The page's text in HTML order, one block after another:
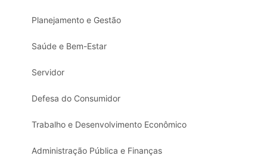
Planejamento e Gestão
Saúde e Bem-Estar
Servidor
Defesa do Consumidor
Trabalho e Desenvolvimento Econômico
Administração Pública e Finanças